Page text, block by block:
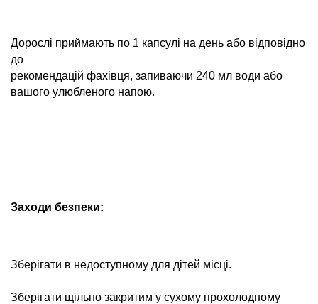
Дорослі приймають по 1 капсулі на день або відповідно
до
рекомендацій фахівця, запиваючи 240 мл води або
вашого улюбленого напою.
Заходи безпеки:
Зберігати в недоступному для дітей місці.
Зберігати щільно закритим у сухому прохолодному